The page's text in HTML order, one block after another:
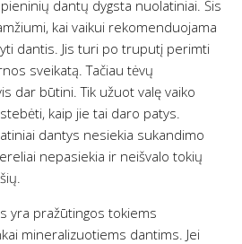
dantų dygsta nuolatiniai. Šis
kai vaikui rekomenduojama
dantis. Jis turi po truputį perimti
sveikatą. Tačiau tėvų
dar būtini. Tik užuot valę vaiko
kaip jie tai daro patys.
dantys nesiekia sukandimo
nepasiekia ir neišvalo tokių
yra pražūtingos tokiems
mineralizuotiems dantims. Jei